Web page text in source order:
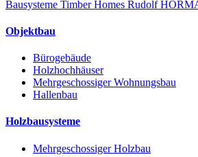
Bausysteme Timber Homes Rudolf
Objektbau
Bürogebäude
Holzhochhäuser
Mehrgeschossiger Wohnungsbau
Hallenbau
Holzbausysteme
Mehrgeschossiger Holzbau